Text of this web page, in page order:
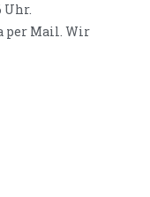
Uhr.
per Mail. Wir